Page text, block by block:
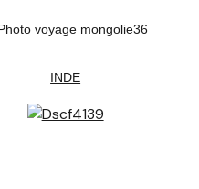
INDE